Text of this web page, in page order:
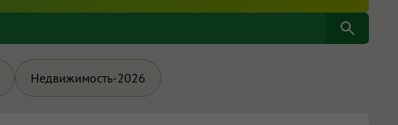
Недвижимость-2026